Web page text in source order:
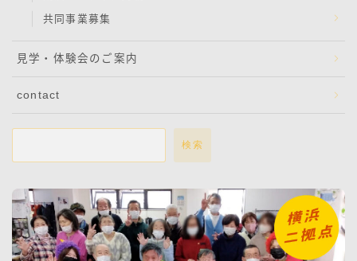
共同事業募集
見学・体験会のご案内
contact
検索